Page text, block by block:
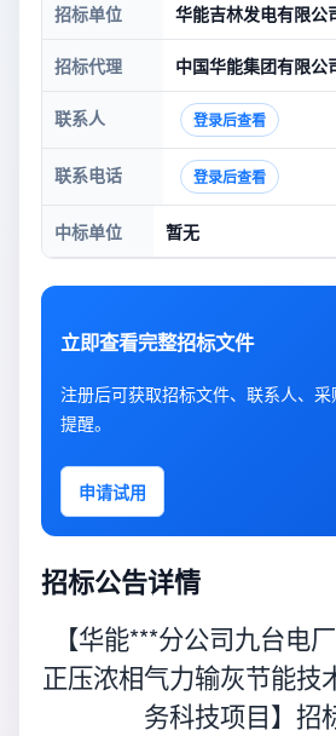
招标单位 华能吉林发电有限公
招标代理 中国华能集团有限公
联系人 登录后查看
联系电话 登录后查看
中标单位 暂无
立即查看完整招标文件
注册后可获取招标文件、联系人、
提醒。
申请试用
招标公告详情
【华能***分公司九台电
正压浓相气力输灰节能技
务科技项目】招